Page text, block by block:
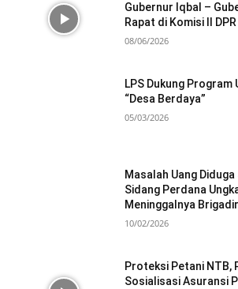
Gubernur Iqbal –
Rapat di Komisi II DPR
08/06/2026
LPS Dukung Program
“Desa Berdaya”
05/03/2026
Masalah Uang
Sidang Perdana
Meninggalnya
10/02/2026
Proteksi Petani NTB,
Sosialisasi Asuransi